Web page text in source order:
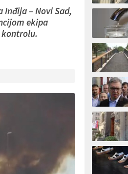
– Novi Sad,
ekipa